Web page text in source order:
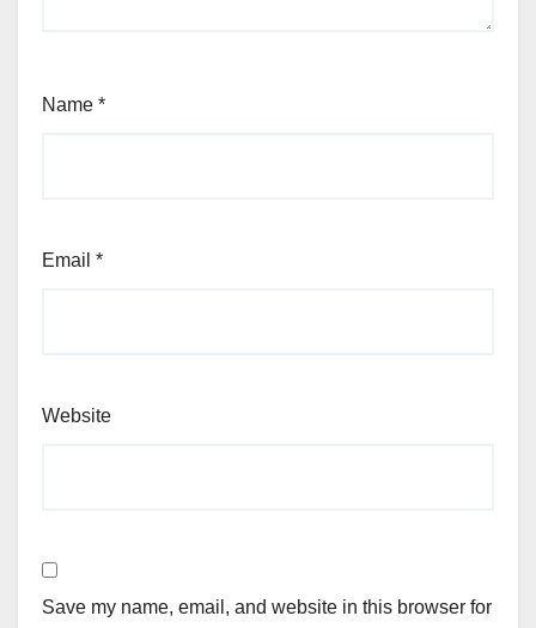
Name *
Email *
Website
Save my name, email, and website in this browser for